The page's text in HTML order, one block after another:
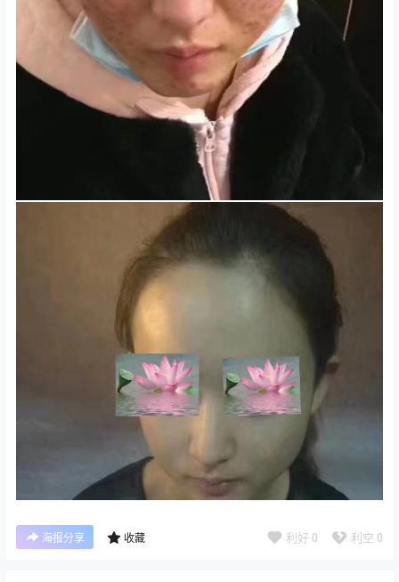
海报分享 收藏 利好 0 利空 0